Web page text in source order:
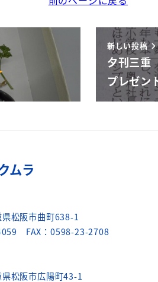
新しい投稿
夕刊三重
プレゼ
ムラ
松阪市曲町638-1
FAX：0598-23-2708
松阪市広陽町43-1